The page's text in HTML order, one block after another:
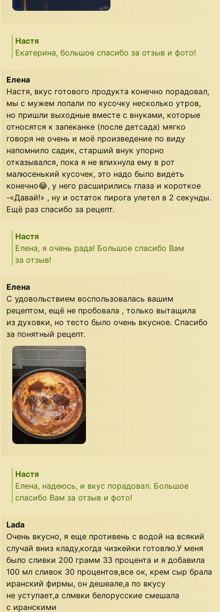
Настя
Екатерина, большое спасибо за отзыв и фото!
Елена
Настя, вкус готового продукта конечно порадовал,
мы с мужем лопали по кусочку несколько утров,
но пришли выходные вместе с внуками, которые
относятся к запеканке (после детсада) мягко
говоря не очень и моё произведение по виду
напомнило садик, старший внук упорно
отказывался, пока я не впихнула ему в рот
малюсенький кусочек, это надо было видеть
конечно😂, у него расширились глаза и короткое
-«Давай!» , ну и остаток пирога улетел в 2 секунды.
Ещё раз спасибо за рецепт.
Настя
Елена, я очень рада! Большое спасибо Вам
за отзыв!
Елена
С удовольствием воспользовалась вашим
рецептом, ещё не пробовала , только вытащила
из духовки, но тесто было очень вкусное. Спасибо
за понятный рецепт.
Настя
Елена, надеюсь, и вкус порадовал. Большое
спасибо Вам за отзыв и фото!
Lada
Очень вкусно, я еще противень с водой на всякий
случай вниз кладу,когда чизкейки готовлю.У меня
было сливки 200 грамм 33 процента и я добавила
100 мл сливок 30 процентов,все ок, крем сыр брала
иранский фирмы, он дешеале,а по вкусу
не уступает,а слмвки белорусские смешала
с иранскими